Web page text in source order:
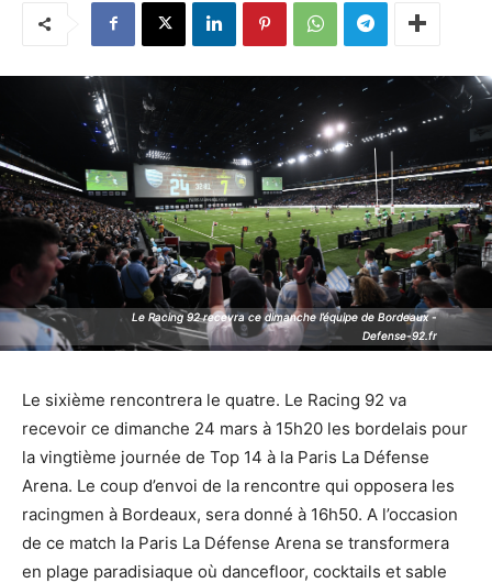
Le Racing 92 recevra ce dimanche l’équipe de Bordeaux -
Defense-92.fr
Le Racing 92 recevra ce dimanche l’équipe de Bordeaux -
Defense-92.fr
Le sixième rencontrera le quatre. Le Racing 92 va
recevoir ce dimanche 24 mars à 15h20 les bordelais pour
la vingtième journée de Top 14 à la Paris La Défense
Arena. Le coup d’envoi de la rencontre qui opposera les
racingmen à Bordeaux, sera donné à 16h50. A l’occasion
de ce match la Paris La Défense Arena se transformera
en plage paradisiaque où dancefloor, cocktails et sable